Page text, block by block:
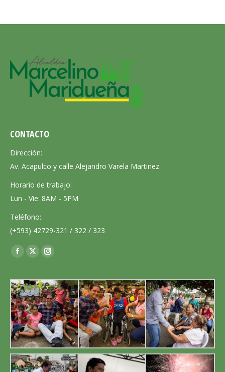
CONTACTO
Dirección:
Av. Acapulco y calle Alejandro Varela Martinez
Horario de trabajo:
Lun - Vie: 8AM - 5PM
Teléfono:
(+593) 42729-321 / 322 / 323
Encuéntranos en:
Facebook
opens
in
new
window
X
opens
in
new
window
Instagram
opens
in
new
window